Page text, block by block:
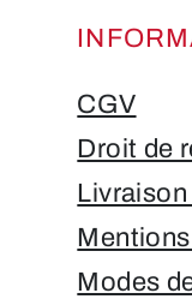
CGV
Droit de
Modes